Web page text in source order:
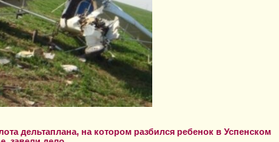
дельтаплана, на котором разбился ребенок в Успенском